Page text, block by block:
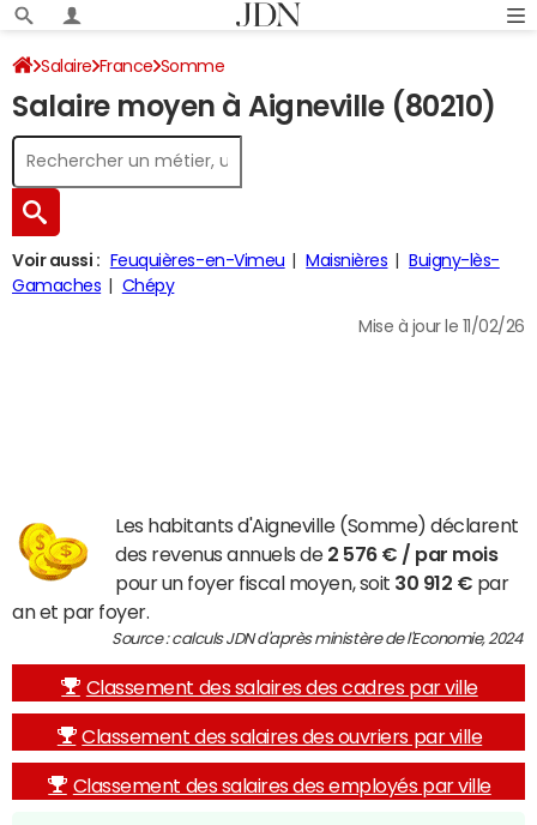
Salaire France Somme
Salaire moyen à Aigneville (80210)
Voir aussi : Feuquières-en-Vimeu Maisnières
Buigny-lès-
Gamaches
Chépy
Mise à jour le 11/02/26
Les habitants d'Aigneville (Somme) déclarent
des revenus annuels de 2 576 € / par mois
pour un foyer fiscal moyen, soit 30 912 € par
an et par foyer.
Source : calculs JDN d'après ministère de l'Economie, 2024
Classement des salaires des cadres par ville
Classement des salaires des ouvriers par ville
Classement des salaires des employés par ville